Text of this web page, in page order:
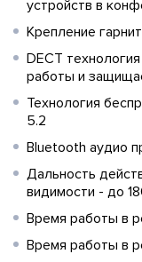
устройств в
Крепление
DECT
работы и
Технология
5.2
Bluetooth аудио
Дальность
видимости - до
Время работы в
Время работы в